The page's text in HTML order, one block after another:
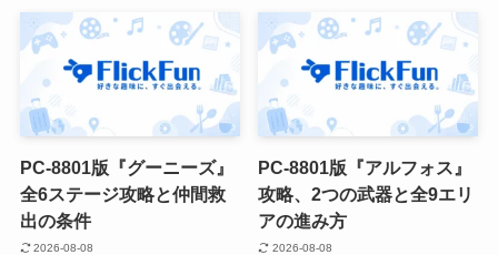
PC-8801版『グーニーズ』
全6ステージ攻略と仲間救
出の条件
2026-08-08
PC-8801版『アルフォス』
攻略、2つの武器と全9エリ
アの進み方
2026-08-08